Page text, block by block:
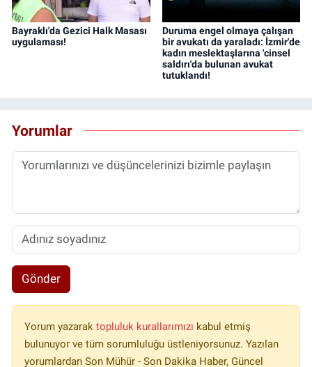
Bayraklı'da Gezici Halk Masası
uygulaması!
Duruma engel olmaya çalışan
bir avukatı da yaraladı: İzmir'de
kadın meslektaşlarına 'cinsel
saldırı'da bulunan avukat
tutuklandı!
Yorumlar
Gönder
Yorum yazarak topluluk kurallarımızı kabul etmiş
bulunuyor ve tüm sorumluluğu üstleniyorsunuz. Yazılan
yorumlardan Son Mühür - Son Dakika Haber, Güncel